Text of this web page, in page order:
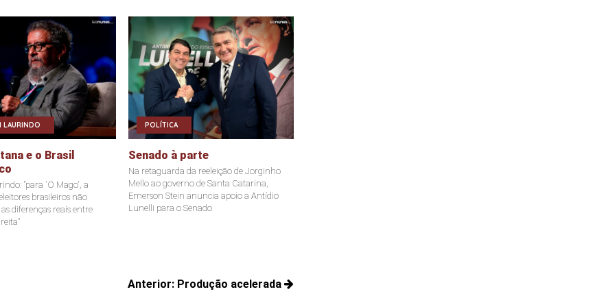
LAURINDO
e o Brasil
"para 'O Mago', a
brasileiros não
diferenças reais entre
POLÍTICA
Senado à parte
Na retaguarda da reeleição de Jorginho
Mello ao governo de Santa Catarina,
Emerson Stein anuncia apoio a Antídio
Lunelli para o Senado
Anterior: Produção acelerada